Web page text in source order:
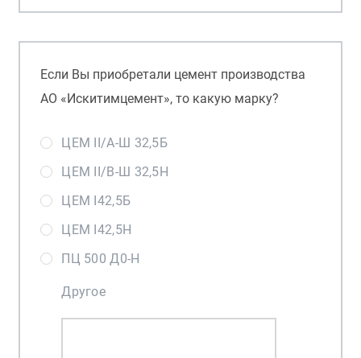
Если Вы приобретали цемент производства
АО «Искитимцемент», то какую марку?
ЦЕМ II/А-Ш 32,5Б
ЦЕМ II/В-Ш 32,5Н
ЦЕМ I42,5Б
ЦЕМ I42,5Н
ПЦ 500 Д0-Н
Другое